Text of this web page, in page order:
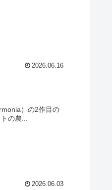
2026.06.16
）の2作目の
の農...
2026.06.03